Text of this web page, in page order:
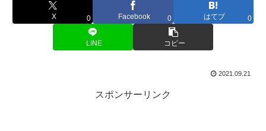
X 0 Facebook 0 はてブ 0
LINE コピー
2021.09.21
スポンサーリンク